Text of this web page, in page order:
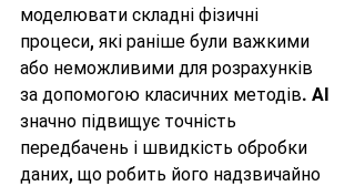
моделювати складні фізичні
процеси, які раніше були важкими
або неможливими для розрахунків
за допомогою класичних методів. AI
значно підвищує точність
передбачень і швидкість обробки
даних, що робить його надзвичайно